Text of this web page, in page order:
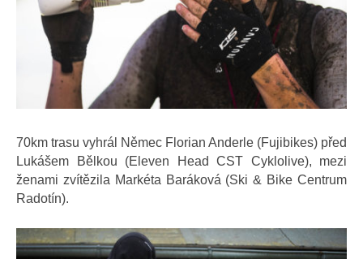
70km trasu vyhrál Němec Florian Anderle (Fujibikes) před
Lukášem Bělkou (Eleven Head CST Cyklolive), mezi
ženami zvítězila Markéta Baráková (Ski & Bike Centrum
Radotín).